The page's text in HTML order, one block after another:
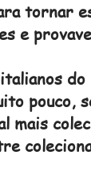
tornar
e
pouco,
mais